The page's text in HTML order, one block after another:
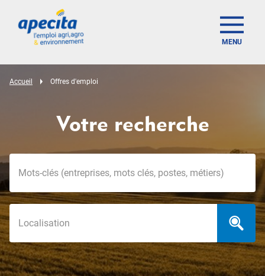
MENU
Accueil Offres d'emploi
Votre recherche